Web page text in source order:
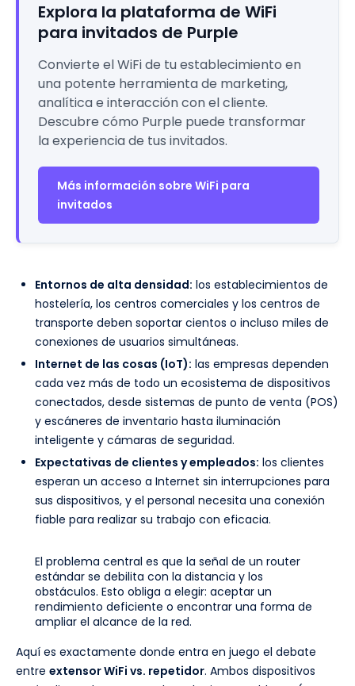
Explora la plataforma de WiFi
para invitados de Purple
Convierte el WiFi de tu establecimiento en
una potente herramienta de marketing,
analítica e interacción con el cliente.
Descubre cómo Purple puede transformar
la experiencia de tus invitados.
Más información sobre WiFi para
invitados
Entornos de alta densidad: los establecimientos de
hostelería, los centros comerciales y los centros de
transporte deben soportar cientos o incluso miles de
conexiones de usuarios simultáneas.
Internet de las cosas (IoT): las empresas dependen
cada vez más de todo un ecosistema de dispositivos
conectados, desde sistemas de punto de venta (POS)
y escáneres de inventario hasta iluminación
inteligente y cámaras de seguridad.
Expectativas de clientes y empleados: los clientes
esperan un acceso a Internet sin interrupciones para
sus dispositivos, y el personal necesita una conexión
fiable para realizar su trabajo con eficacia.
El problema central es que la señal de un router
estándar se debilita con la distancia y los
obstáculos. Esto obliga a elegir: aceptar un
rendimiento deficiente o encontrar una forma de
ampliar el alcance de la red.
Aquí es exactamente donde entra en juego el debate
entre extensor WiFi vs. repetidor. Ambos dispositivos